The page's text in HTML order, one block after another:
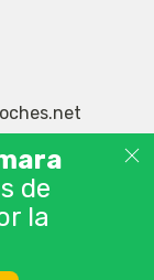
de
la